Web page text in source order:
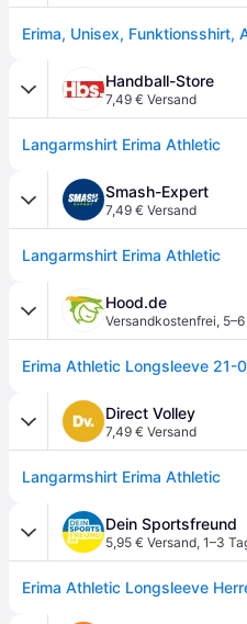
Handball-Store
7,49 € Versand
Langarmshirt Erima Athletic
Smash-Expert
7,49 € Versand
Langarmshirt Erima Athletic
Hood.de
Versandkostenfrei,
Erima Athletic Longsleeve 21-
Direct Volley
7,49 € Versand
Langarmshirt Erima Athletic
Dein Sportsfreund
5,95 € Versand, 1–3
Erima Athletic Longsleeve